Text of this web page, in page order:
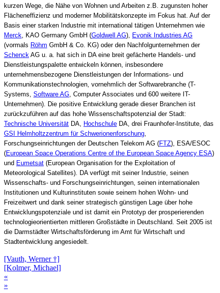
kurzen Wege, die Nähe von Wohnen und Arbeiten z.B. zugunsten hoher
Flächeneffizienz und moderner Mobilitätskonzepte im Fokus hat. Auf der
Basis einer starken Industrie mit international tätigen Unternehmen wie
Merck , KAO Germany GmbH (Goldwell AG), Evonik Industries AG
(vormals Röhm GmbH & Co. KG) oder den Nachfolgunternehmen der
Schenck AG u. a. hat sich in DA eine breit gefächerte Handels- und
Dienstleistungspalette entwickeln können, insbesondere
unternehmensbezogene Dienstleistungen der Informations- und
Kommunikationstechnologien, vornehmlich der Softwarebranche (T-
Systems, Software AG , Computer Associates und 600 weitere IT-
Unternehmen). Die positive Entwicklung gerade dieser Branchen ist
zurückzuführen auf das hohe Wissenschaftspotenzial der Stadt:
Technische Universität DA, Hochschule DA, drei Fraunhofer-Institute, das
GSI Helmholtzzentrum für Schwerionenforschung
Forschungseinrichtungen der Deutschen Telekom AG (FTZ), ESA/ESOC
(European Space Operations Centre of the European Space Agency ESA)
und Eumetsat (European Organisation for the Exploitation of
Meteorological Satellites). DA verfügt mit seiner Industrie, seinen
Wissenschafts- und Forschungseinrichtungen, seinen internationalen
Institutionen und Kulturinstituten sowie seinem hohen Wohn- und
Freizeitwert und dank seiner strategisch günstigen Lage über hohe
Entwicklungspotenziale und ist damit ein Prototyp der prosperierenden
technologieorientierten mittleren Großstädte in Deutschland. Seit 2005 ist
die Darmstädter Wirtschaftsförderung im Amt für Wirtschaft und
Stadtentwicklung angesiedelt.
[Vauth, Werner †]
[Kolmer, Michael]
«
»